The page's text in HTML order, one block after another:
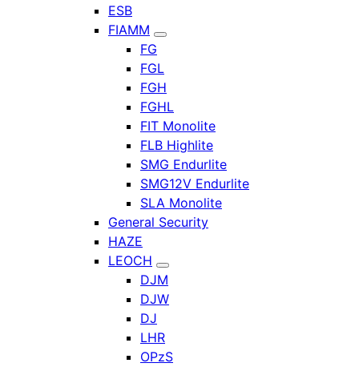
ESB
FIAMM
FG
FGL
FGH
FGHL
FIT Monolite
FLB Highlite
SMG Endurlite
SMG12V Endurlite
SLA Monolite
General Security
HAZE
LEOCH
DJM
DJW
DJ
LHR
OPzS